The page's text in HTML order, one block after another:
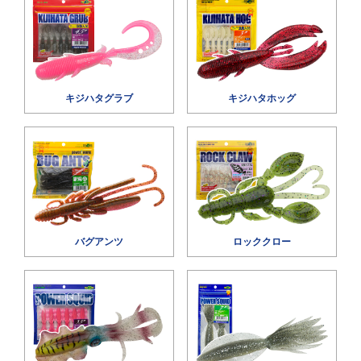
キジハタグラブ キジハタホッグ
バグアンツ ロッククロー